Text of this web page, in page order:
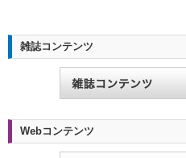
雑誌コンテンツ
Webコンテンツ